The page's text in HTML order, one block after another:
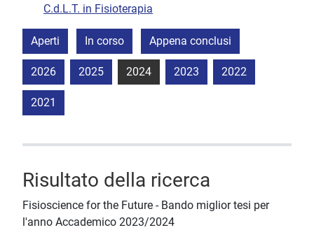
C.d.L.T. in Fisioterapia
Aperti In corso Appena conclusi
2026 2025 2024 2023 2022
2021
Risultato della ricerca
Fisioscience for the Future - Bando miglior tesi per
l'anno Accademico 2023/2024